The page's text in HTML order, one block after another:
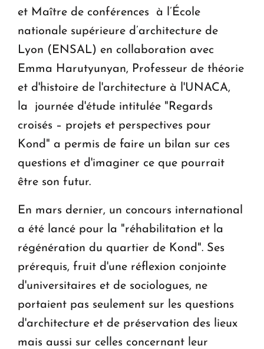
et Maître de conférences à l’École
nationale supérieure d’architecture de
Lyon (ENSAL) en collaboration avec
Emma Harutyunyan, Professeur de théorie
et d'histoire de l'architecture à l'UNACA,
la journée d'étude intitulée "Regards
croisés – projets et perspectives pour
Kond" a permis de faire un bilan sur ces
questions et d'imaginer ce que pourrait
être son futur.
En mars dernier, un concours international
a été lancé pour la "réhabilitation et la
régénération du quartier de Kond". Ses
prérequis, fruit d'une réflexion conjointe
d'universitaires et de sociologues, ne
portaient pas seulement sur les questions
d'architecture et de préservation des lieux
mais aussi sur celles concernant leur